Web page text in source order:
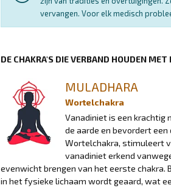
vervangen. Voor elk medisch
DE CHAKRA'S DIE VERBAND HOUDEN
MULADHARA
Wortelchakra
Vanadiniet is een krachtig
de aarde en bevordert
Wortelchakra, stimuleert
vanadiniet erkend
evenwicht brengen van het eerste chakra.
in het fysieke lichaam wordt geaard, wat